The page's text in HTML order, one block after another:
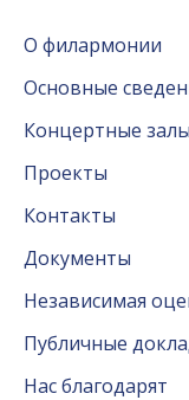
О филармонии
Основные
Концертные залы
Проекты
Контакты
Документы
Независимая
Публичные
Нас благодарят